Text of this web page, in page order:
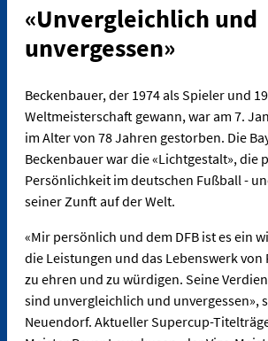
«Unvergleichlich und
unvergessen»
Beckenbauer, der 1974 als Spieler und
Weltmeisterschaft gewann, war am 7.
im Alter von 78 Jahren gestorben. Die
Beckenbauer war die «Lichtgestalt», die
Persönlichkeit im deutschen Fußball -
seiner Zunft auf der Welt.
«Mir persönlich und dem DFB ist es ein
die Leistungen und das Lebenswerk von
zu ehren und zu würdigen. Seine
sind unvergleichlich und unvergessen»,
Neuendorf. Aktueller Supercup-